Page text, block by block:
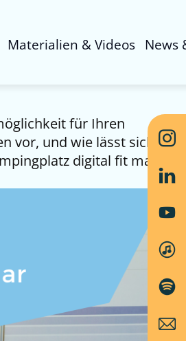
Materialien & Videos News
für Ihren
vor, und wie lässt sich ein
digital fit machen